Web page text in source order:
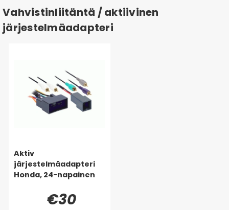
Vahvistinliitäntä / aktiivinen
järjestelmäadapteri
Aktiv
järjestelmäadapteri
Honda, 24-napainen
€30